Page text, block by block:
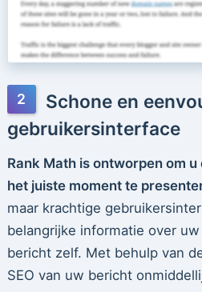
Schone en
gebruikersinterface
Rank Math is ontworpen om
het juiste moment te
maar krachtige
belangrijke informatie over
bericht zelf. Met behulp van
SEO van uw bericht